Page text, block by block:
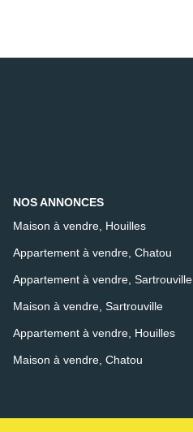
NOS ANNONCES
Maison à vendre, Houilles
Appartement à vendre, Chatou
Appartement à vendre, Sartrouville
Maison à vendre, Sartrouville
Appartement à vendre, Houilles
Maison à vendre, Chatou